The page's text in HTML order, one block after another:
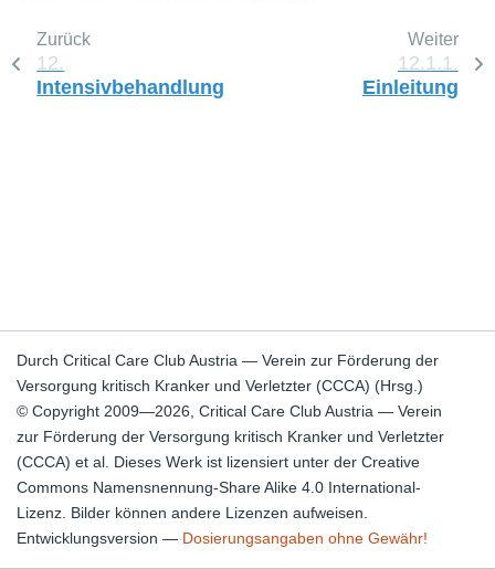
Zurück
12.
Intensivbehandlung
Weiter
12.1.1.
Einleitung
Durch Critical Care Club Austria — Verein zur Förderung der
Versorgung kritisch Kranker und Verletzter (CCCA) (Hrsg.)
© Copyright 2009—2026, Critical Care Club Austria — Verein
zur Förderung der Versorgung kritisch Kranker und Verletzter
(CCCA) et al. Dieses Werk ist lizensiert unter der Creative
Commons Namensnennung-Share Alike 4.0 International-
Lizenz. Bilder können andere Lizenzen aufweisen.
Entwicklungsversion — Dosierungsangaben ohne Gewähr!